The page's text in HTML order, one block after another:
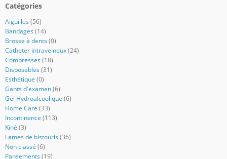
Catégories
Aiguilles (56)
Bandages (14)
Brosse à dents (0)
Catheter intraveineux (24)
Compresses (18)
Disposables (31)
Esthétique (0)
Gants d'examen (6)
Gel Hydroalcoolique (6)
Home Care (33)
Incontinence (113)
Kiné (3)
Lames de bistouris (36)
Non classé (6)
Pansements (19)